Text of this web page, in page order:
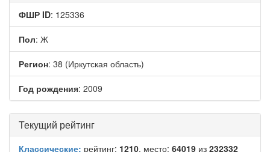
ФШР ID: 125336
Пол: Ж
Регион: 38 (Иркутская область)
Год рождения: 2009
Текущий рейтинг
Классические: рейтинг: 1210, место: 64019 из 232332